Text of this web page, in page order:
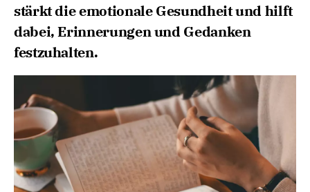
stärkt die emotionale Gesundheit und hilft
dabei, Erinnerungen und Gedanken
festzuhalten.